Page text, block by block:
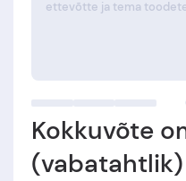
Kokkuvõte
(vabatahtlik)